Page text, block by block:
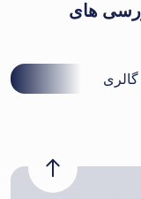
های